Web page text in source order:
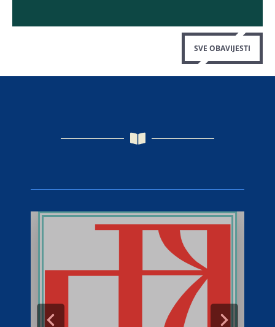
SVE OBAVIJESTI